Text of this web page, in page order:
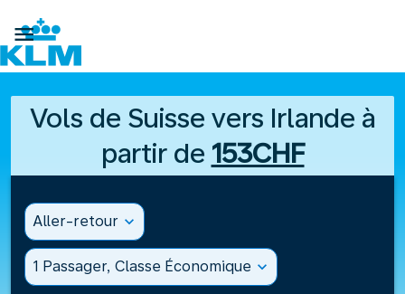

Vols de Suisse vers Irlande à
partir de 153CHF
Aller-retour expand_more
1 Passager, Classe Économique expand_more